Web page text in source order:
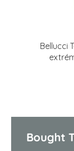
Bellucci
Bought